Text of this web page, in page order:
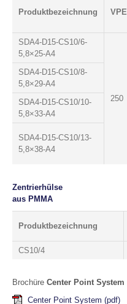
Produktbezeichnung VPE
SDA4-D15-CS10/6-
5,8×25-A4
250
SDA4-D15-CS10/8-
5,8×29-A4
SDA4-D15-CS10/10-
5,8×33-A4
SDA4-D15-CS10/13-
5,8×38-A4
Zentrierhülse
aus PMMA
Produktbezeichnung
CS10/4
Brochüre Center Point System
Center Point System (pdf)